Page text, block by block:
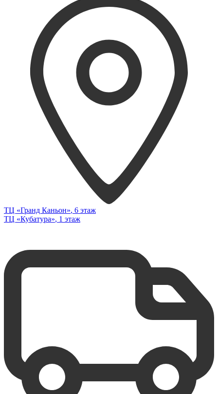
ТЦ «Гранд Каньон», 6 этаж
ТЦ «Кубатура», 1 этаж